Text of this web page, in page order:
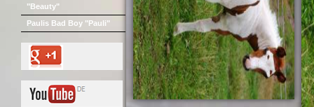
"Beauty"
Paulis Bad Boy "Pauli"